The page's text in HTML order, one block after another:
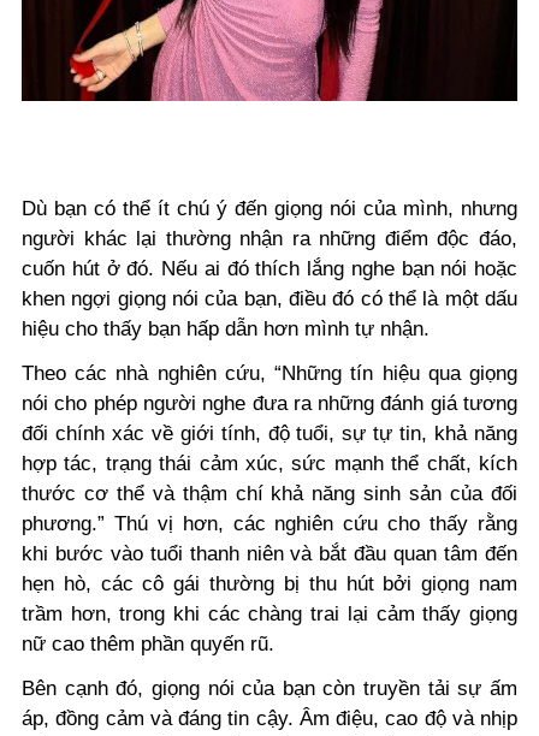
Dù bạn có thể ít chú ý đến giọng nói của mình, nhưng
người khác lại thường nhận ra những điểm độc đáo,
cuốn hút ở đó. Nếu ai đó thích lắng nghe bạn nói hoặc
khen ngợi giọng nói của bạn, điều đó có thể là một dấu
hiệu cho thấy bạn hấp dẫn hơn mình tự nhận.
Theo các nhà nghiên cứu, “Những tín hiệu qua giọng
nói cho phép người nghe đưa ra những đánh giá tương
đối chính xác về giới tính, độ tuổi, sự tự tin, khả năng
hợp tác, trạng thái cảm xúc, sức mạnh thể chất, kích
thước cơ thể và thậm chí khả năng sinh sản của đối
phương.” Thú vị hơn, các nghiên cứu cho thấy rằng
khi bước vào tuổi thanh niên và bắt đầu quan tâm đến
hẹn hò, các cô gái thường bị thu hút bởi giọng nam
trầm hơn, trong khi các chàng trai lại cảm thấy giọng
nữ cao thêm phần quyến rũ.
Bên cạnh đó, giọng nói của bạn còn truyền tải sự ấm
áp, đồng cảm và đáng tin cậy. Âm điệu, cao độ và nhịp